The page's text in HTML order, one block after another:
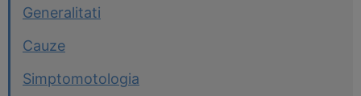
Generalitati
Cauze
Simptomotologia